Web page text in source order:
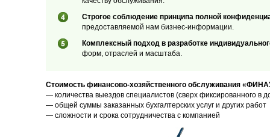
Строгое соблюдение принципа полной
предоставляемой нам бизнес-информации.
Комплексный подход в разработке
форм, отраслей и масштаба.
Стоимость финансово-хозяйственного обслуживания
— количества выездов специалистов (сверх фиксированного в
— общей суммы заказанных бухгалтерских услуг и других работ
— сложности и срока сотрудничества с компанией